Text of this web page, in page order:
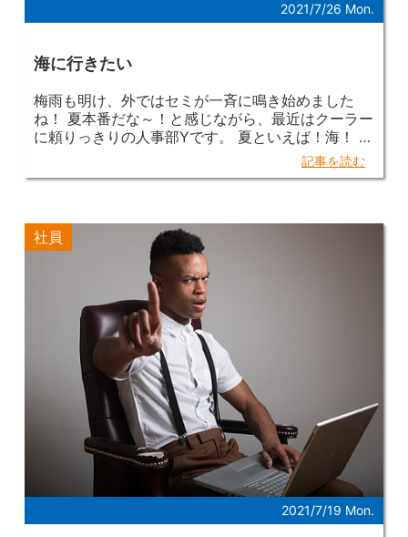
2021/7/26 Mon.
海に行きたい
梅雨も明け、外ではセミが一斉に鳴き始めました
ね！ 夏本番だな～！と感じながら、最近はクーラー
に頼りっきりの人事部Yです。 夏といえば！海！ と
いうことでORANGE RANGEのロコローションを聞
きながら（世代・・・） 山に行きました！ 私が住
県内でもハイキングコースやトレッキングコースを
公式HPに 掲載している地域は数多くあり、今回は
車で一時間程の地域へ・・・
格的な山登りは初心者なので、 急な上り坂はあまり
ないハイキングでしたが めちゃめちゃ疲れました！
普段あまり見ない緑に癒され、川に涼しさを感
じながら とりあえず山頂を目指していたのですが
なんと立ち入り禁止・・・× 体力も底をつきかけて
いたので、引き返しました（笑） 久々に体を動かし
たのですが、とても清々しい疲れで 普段インドアの
私も、たまにはアウトドアもいいなあ！と思いまし
夏はまだ始まったばかり！ 皆さんも熱中症に
気を付けながら、色んな夏を楽しんでくださいね！
次回の投稿は群馬営業所のKさんです。 お楽しみに
記事を読む
社員
2021/7/19 Mon.